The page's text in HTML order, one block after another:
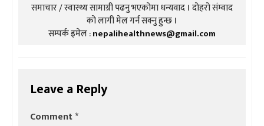
समाचार / स्वास्थ्य सामाग्री पढनु भएकोमा धन्यवाद । दोहरो संम्वाद
को लागी मेल गर्न सक्नु हुन्छ ।
सम्पर्क इमेल :nepalihealthnews@gmail.com
Leave a Reply
Comment*